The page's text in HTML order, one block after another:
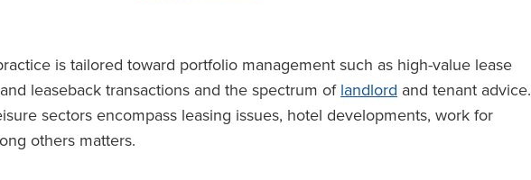
is tailored toward portfolio management such as high-value lease
leaseback transactions and the spectrum oflandlord and tenant advice.
sectors encompass leasing issues, hotel developments, work for
others matters.